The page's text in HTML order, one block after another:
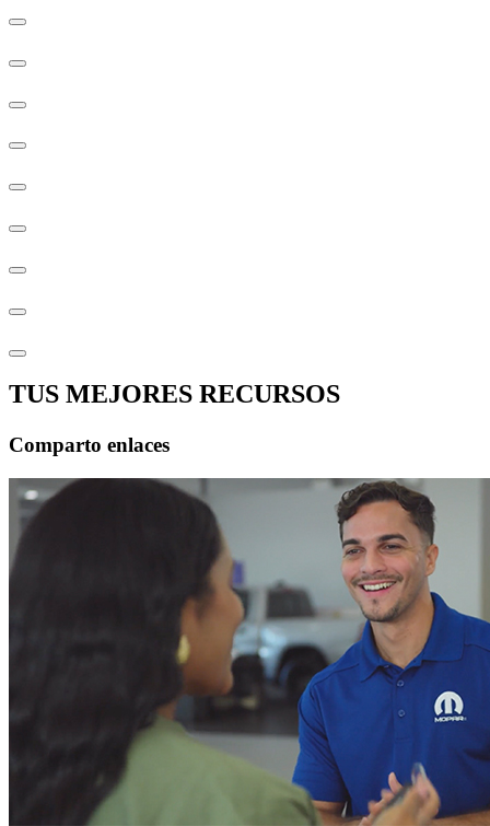
TUS MEJORES RECURSOS
Comparto enlaces